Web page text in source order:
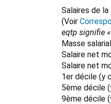
Salaires de
(Voir
eqtp signifie «
Masse
Salaire net
Salaire net
1er décile (y
5ème décile
9ème décile